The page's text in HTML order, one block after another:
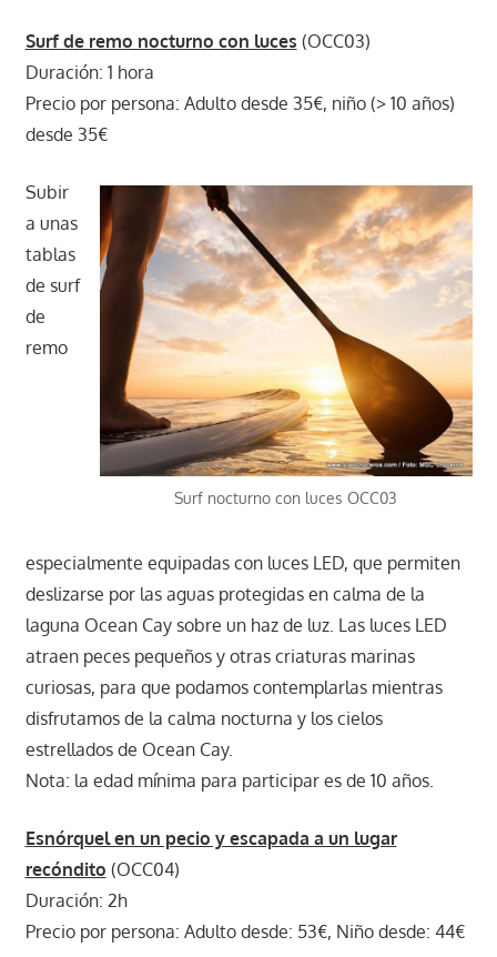
Surf de remo nocturno con luces (OCC03)
Duración: 1 hora
Precio por persona: Adulto desde 35€, niño (> 10 años)
desde 35€
Surf nocturno con luces OCC03
Subir
a unas
tablas
de surf
de
remo
especialmente equipadas con luces LED, que permiten
deslizarse por las aguas protegidas en calma de la
laguna Ocean Cay sobre un haz de luz. Las luces LED
atraen peces pequeños y otras criaturas marinas
curiosas, para que podamos contemplarlas mientras
disfrutamos de la calma nocturna y los cielos
estrellados de Ocean Cay.
Nota: la edad mínima para participar es de 10 años.
Esnórquel en un pecio y escapada a un lugar
recóndito (OCC04)
Duración: 2h
Precio por persona: Adulto desde: 53€, Niño desde: 44€